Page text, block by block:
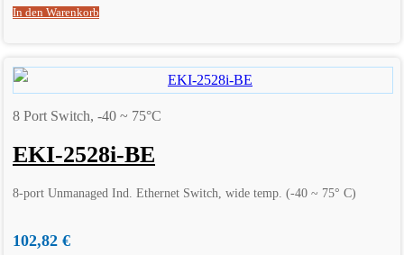
In den Warenkorb
8 Port Switch, -40 ~ 75°C
EKI-2528i-BE
8-port Unmanaged Ind. Ethernet Switch, wide temp. (-40 ~ 75° C)
102,82 €